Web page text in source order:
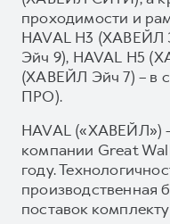
проходимости и
HAVAL H3 (ХАВЕЙЛ
Эйч 9), HAVAL H5
(ХАВЕЙЛ Эйч 7) – в
ПРО).
HAVAL («ХАВЕЙЛ»)
компании Great
году.
производственная
поставок